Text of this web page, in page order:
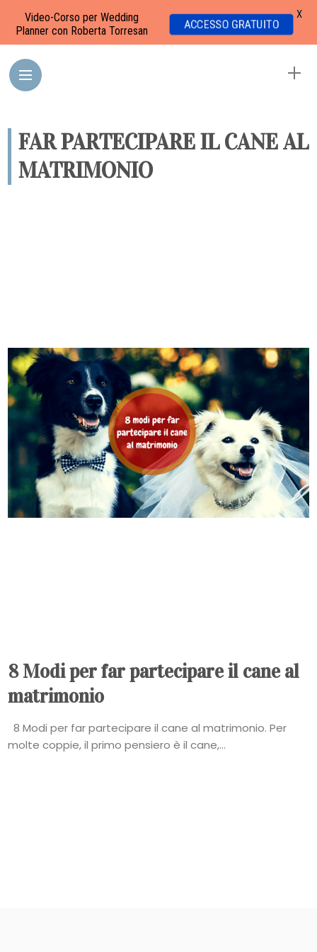
FAR PARTECIPARE IL CANE AL
MATRIMONIO
8 Modi per far partecipare il cane al
matrimonio
8 Modi per far partecipare il cane al matrimonio. Per
molte coppie, il primo pensiero è il cane,...
Video-Corso per Wedding
Planner con Roberta Torresan
ACCESSO GRATUITO
X